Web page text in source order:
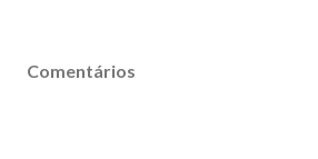
Comentários